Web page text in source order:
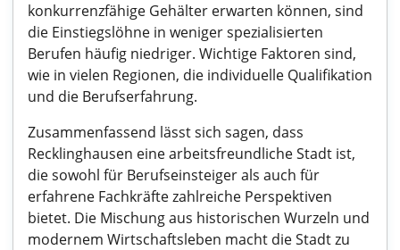
konkurrenzfähige Gehälter erwarten können, sind
die Einstiegslöhne in weniger spezialisierten
Berufen häufig niedriger. Wichtige Faktoren sind,
wie in vielen Regionen, die individuelle Qualifikation
und die Berufserfahrung.
Zusammenfassend lässt sich sagen, dass
Recklinghausen eine arbeitsfreundliche Stadt ist,
die sowohl für Berufseinsteiger als auch für
erfahrene Fachkräfte zahlreiche Perspektiven
bietet. Die Mischung aus historischen Wurzeln und
modernem Wirtschaftsleben macht die Stadt zu